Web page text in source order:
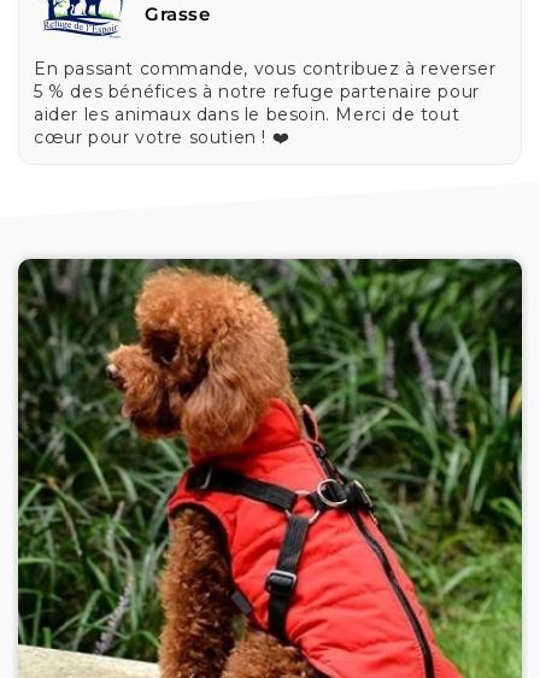
Grasse
En passant commande, vous contribuez à reverser
5 % des bénéfices à notre refuge partenaire pour
aider les animaux dans le besoin. Merci de tout
cœur pour votre soutien ! ❤️